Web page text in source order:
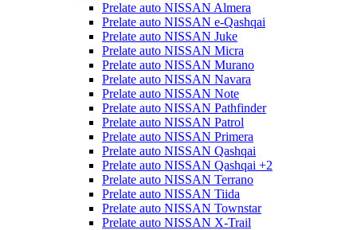
Prelate auto NISSAN Almera
Prelate auto NISSAN e-Qashqai
Prelate auto NISSAN Juke
Prelate auto NISSAN Micra
Prelate auto NISSAN Murano
Prelate auto NISSAN Navara
Prelate auto NISSAN Note
Prelate auto NISSAN Pathfinder
Prelate auto NISSAN Patrol
Prelate auto NISSAN Primera
Prelate auto NISSAN Qashqai
Prelate auto NISSAN Qashqai +2
Prelate auto NISSAN Terrano
Prelate auto NISSAN Tiida
Prelate auto NISSAN Townstar
Prelate auto NISSAN X-Trail